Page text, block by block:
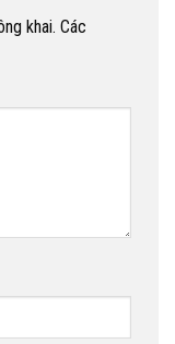
khai. Các